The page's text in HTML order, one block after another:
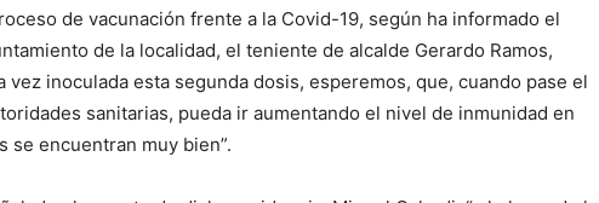
de vacunación frente a la Covid-19, según ha informado el
de la localidad, el teniente de alcalde Gerardo Ramos,
vez inoculada esta segunda dosis, esperemos, que, cuando pase el
sanitarias, pueda ir aumentando el nivel de inmunidad en
se encuentran muy bien”.